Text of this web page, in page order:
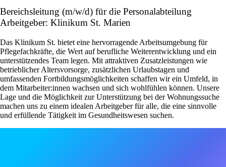
Bereichsleitung (m/w/d) für die Personalabteilung
Arbeitgeber: Klinikum St. Marien
Das Klinikum St. bietet eine hervorragende Arbeitsumgebung für
Pflegefachkräfte, die Wert auf berufliche Weiterentwicklung und ein
unterstützendes Team legen. Mit attraktiven Zusatzleistungen wie
betrieblicher Altersvorsorge, zusätzlichen Urlaubstagen und
umfassenden Fortbildungsmöglichkeiten schaffen wir ein Umfeld, in
dem Mitarbeiter:innen wachsen und sich wohlfühlen können. Unsere
Lage und die Möglichkeit zur Unterstützung bei der Wohnungssuche
machen uns zu einem idealen Arbeitgeber für alle, die eine sinnvolle
und erfüllende Tätigkeit im Gesundheitswesen suchen.